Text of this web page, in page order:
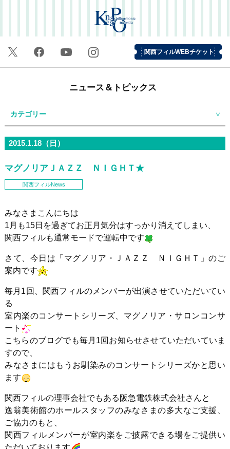
関西フィルWEBチケット
ニュース＆トピックス
カテゴリー
2015.1.18（日）
マグノリアＪＡＺＺ ＮＩＧＨＴ★
関西フィルNews
みなさまこんにちは
1月も15日を過ぎてお正月気分はすっかり消えてしまい、
関西フィルも通常モードで運転中です
さて、今日は「マグノリア・ＪＡＺＺ ＮＩＧＨＴ」のご
案内です
毎月1回、関西フィルのメンバーが出演させていただいてい
る
室内楽のコンサートシリーズ、マグノリア・サロンコンサ
ート
こちらのブログでも毎月1回お知らせさせていただいていま
すので、
みなさまにはもうお馴染みのコンサートシリーズかと思い
ます
関西フィルの理事会社でもある阪急電鉄株式会社さんと
逸翁美術館のホールスタッフのみなさまの多大なご支援、
ご協力のもと、
関西フィルメンバーが室内楽をご披露できる場をご提供い